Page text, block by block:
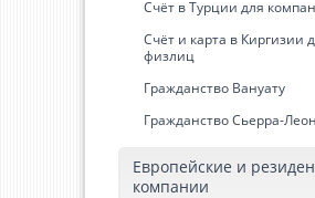
Cчёт в Турции для
Счёт и карта в Киргизии
физлиц
Гражданство Вануату
Гражданство Сьерра-
Европейские и
компании